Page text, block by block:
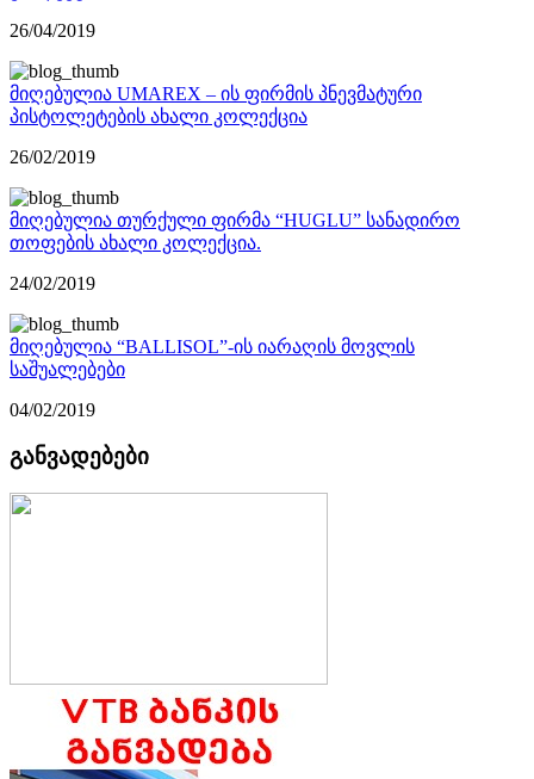
26/04/2019
მიღებულია UMAREX – ის ფირმის პნევმატური
პისტოლეტების ახალი კოლექცია
26/02/2019
მიღებულია თურქული ფირმა “HUGLU” სანადირო
თოფების ახალი კოლექცია.
24/02/2019
მიღებულია “BALLISOL”-ის იარაღის მოვლის
საშუალებები
04/02/2019
განვადებები